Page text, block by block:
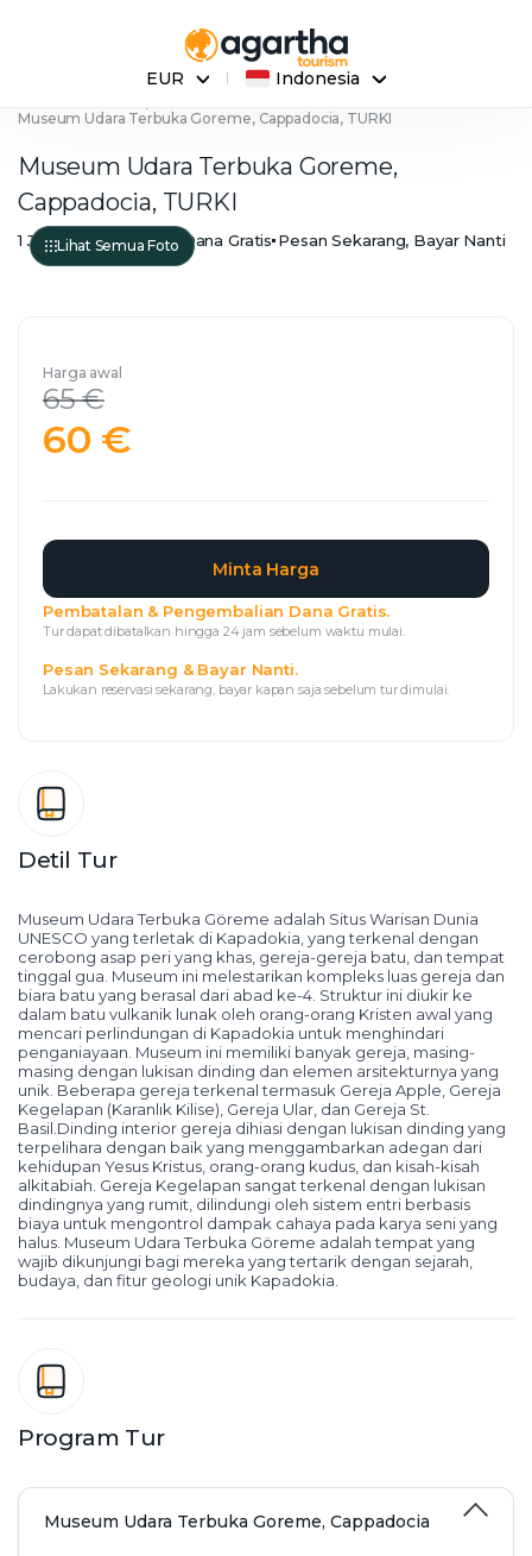
EUR Indonesia
Museum Udara Terbuka Goreme, Cappadocia, TURKI
Museum Udara Terbuka Goreme,
Cappadocia, TURKI
1 Jam Pengembalian Dana Gratis Pesan Sekarang, Bayar Nanti
Lihat Semua Foto
Detil Tur
Museum Udara Terbuka Göreme adalah Situs Warisan Dunia
UNESCO yang terletak di Kapadokia, yang terkenal dengan
cerobong asap peri yang khas, gereja-gereja batu, dan tempat
tinggal gua. Museum ini melestarikan kompleks luas gereja dan
biara batu yang berasal dari abad ke-4. Struktur ini diukir ke
dalam batu vulkanik lunak oleh orang-orang Kristen awal yang
mencari perlindungan di Kapadokia untuk menghindari
penganiayaan. Museum ini memiliki banyak gereja, masing-
masing dengan lukisan dinding dan elemen arsitekturnya yang
unik. Beberapa gereja terkenal termasuk Gereja Apple, Gereja
Kegelapan (Karanlık Kilise), Gereja Ular, dan Gereja St.
Basil.Dinding interior gereja dihiasi dengan lukisan dinding yang
terpelihara dengan baik yang menggambarkan adegan dari
kehidupan Yesus Kristus, orang-orang kudus, dan kisah-kisah
alkitabiah. Gereja Kegelapan sangat terkenal dengan lukisan
dindingnya yang rumit, dilindungi oleh sistem entri berbasis
biaya untuk mengontrol dampak cahaya pada karya seni yang
halus. Museum Udara Terbuka Göreme adalah tempat yang
wajib dikunjungi bagi mereka yang tertarik dengan sejarah,
budaya, dan fitur geologi unik Kapadokia.
Program Tur
Museum Udara Terbuka Goreme, Cappadocia
Harga awal
65 €
60 €
Minta Harga
Pembatalan & Pengembalian Dana Gratis.
Tur dapat dibatalkan hingga 24 jam sebelum waktu mulai.
Pesan Sekarang & Bayar Nanti.
Lakukan reservasi sekarang, bayar kapan saja sebelum tur dimulai.